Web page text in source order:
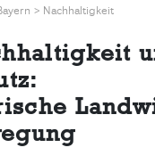
> Nachhaltigkeit